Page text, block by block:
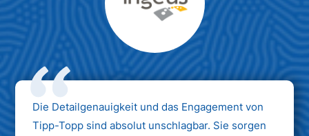
Max Mustermann
Unternehmen AG
Die Detailgenauigkeit und das Engagement von
Tipp-Topp sind absolut unschlagbar. Sie sorgen